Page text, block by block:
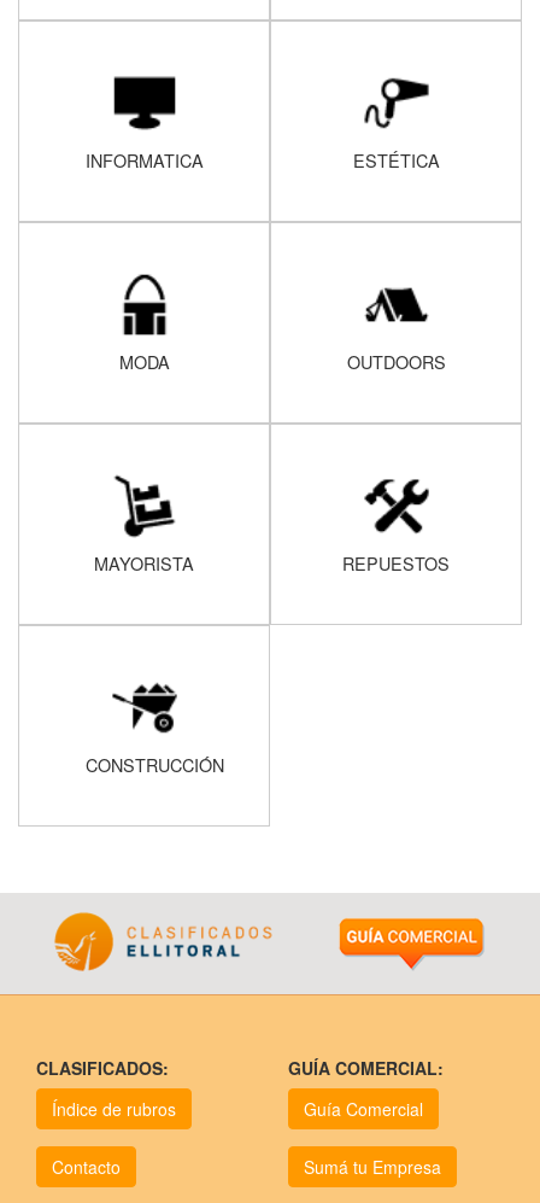
INFORMATICA ESTÉTICA
MODA OUTDOORS
MAYORISTA REPUESTOS
CONSTRUCCIÓN
CLASIFICADOS:
Índice de rubros
Contacto
GUÍA COMERCIAL:
Guía Comercial
Sumá tu Empresa